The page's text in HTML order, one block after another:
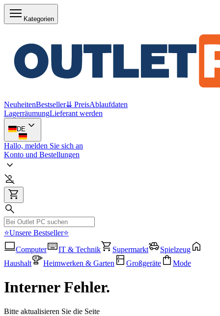
Kategorien
NeuheitenBestseller⇊ PreisAblaufdaten
LagerräumungLieferant werden
DE
Hallo, melden Sie sich an
Konto und Bestellungen
⭐Unsere Bestseller⭐
Computer
IT & Technik Supermarkt
Spielzeug
Haushalt
Heimwerken & Garten Großgeräte Mode
Interner Fehler.
Bitte aktualisieren Sie die Seite